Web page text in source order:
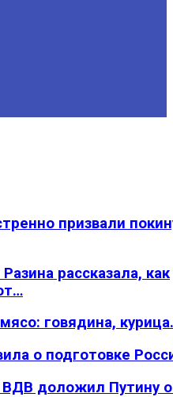
призвали
рассказала, как
говядина,
о подготовке
доложил Путину